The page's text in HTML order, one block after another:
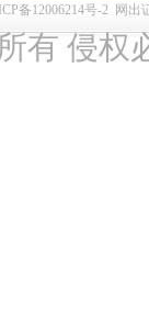
备12006214号-2 网出
有 侵权